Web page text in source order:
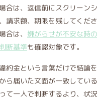
合は、返信前にスクリーン
請求額、期限を残してくだ
合は、 嫌がらせが不安な時
断基準も確認対象です。
約金という言葉だけで結論
ら届いた文面が一致してい
て一人で判断するより、状